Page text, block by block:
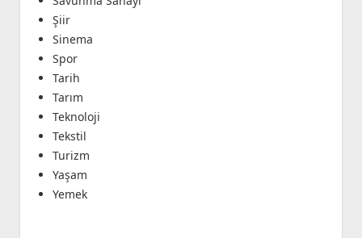
Şiir
Sinema
Spor
Tarih
Tarım
Teknoloji
Tekstil
Turizm
Yaşam
Yemek